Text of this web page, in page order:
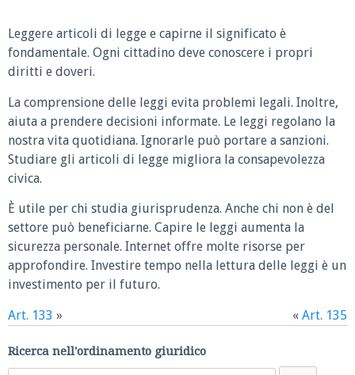
Leggere articoli di legge e capirne il significato è
fondamentale. Ogni cittadino deve conoscere i propri
diritti e doveri.
La comprensione delle leggi evita problemi legali. Inoltre,
aiuta a prendere decisioni informate. Le leggi regolano la
nostra vita quotidiana. Ignorarle può portare a sanzioni.
Studiare gli articoli di legge migliora la consapevolezza
civica.
È utile per chi studia giurisprudenza. Anche chi non è del
settore può beneficiarne. Capire le leggi aumenta la
sicurezza personale. Internet offre molte risorse per
approfondire. Investire tempo nella lettura delle leggi è un
investimento per il futuro.
Art. 133 » « Art. 135
Ricerca nell'ordinamento giuridico